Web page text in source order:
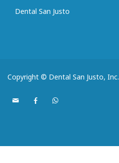
Dental San Justo
Copyright © Dental San Justo, Inc.